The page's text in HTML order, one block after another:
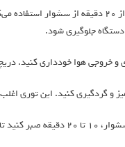
اگر بیش از ۲۰ دقیقه از
جلوگیری شود.
خروجی هوا خودداری کنید.
و گردگیری کنید. این توری
از آن استفاده کنید.